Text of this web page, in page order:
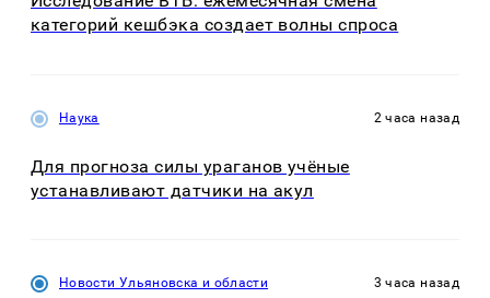
категорий кешбэка создает волны спроса
Наука 2 часа назад
Для прогноза силы ураганов учёные
устанавливают датчики на акул
Новости Ульяновска и области 3 часа назад